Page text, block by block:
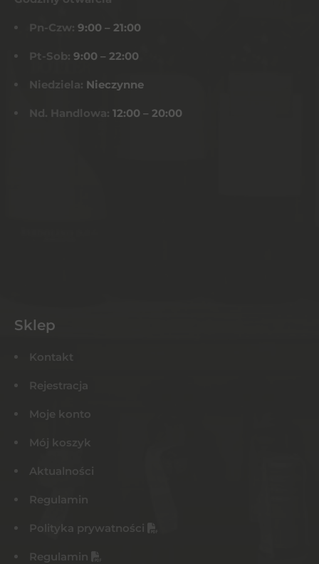
Pn-Czw: 9:00 – 21:00
Pt-Sob: 9:00 – 22:00
Niedziela: Nieczynne
Nd. Handlowa: 12:00 – 20:00
Sklep
Kontakt
Rejestracja
Moje konto
Mój koszyk
Aktualności
Regulamin
Polityka prywatności
Regulamin